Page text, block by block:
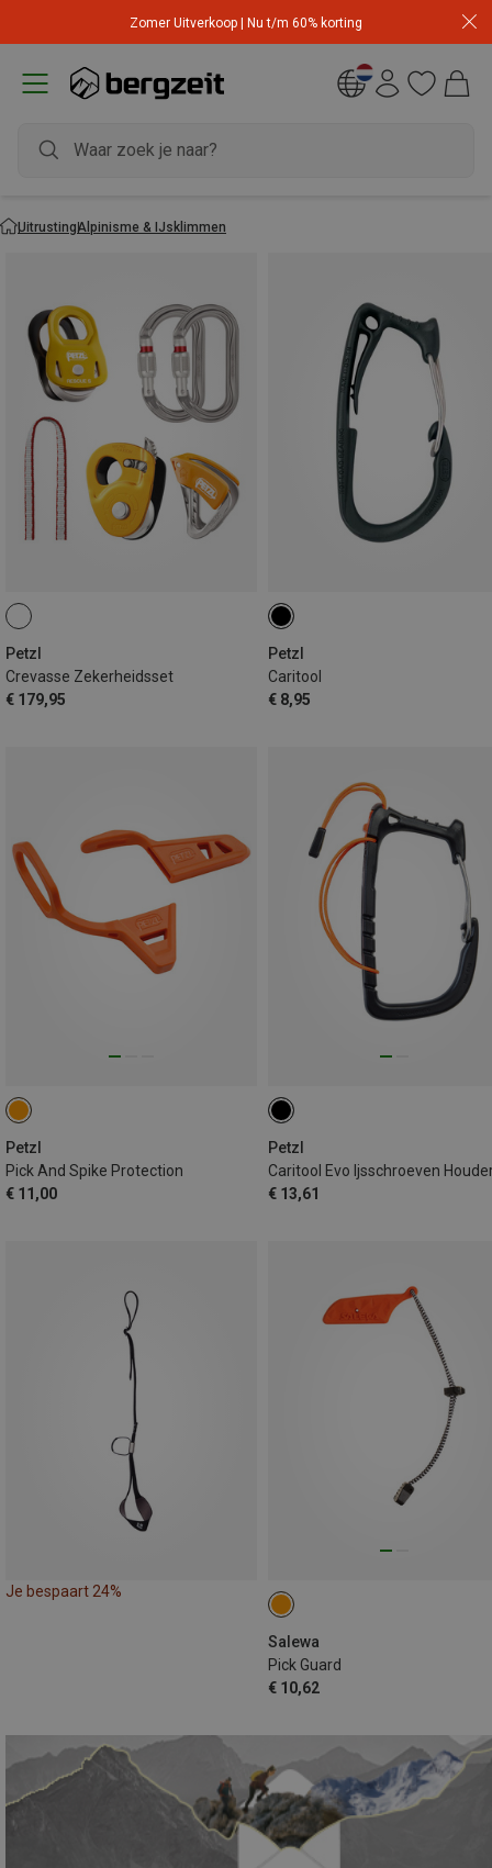
Zomer Uitverkoop | Nu t/m 60% korting
UitrustingAlpinisme & IJsklimmen
Petzl
Crevasse Zekerheidsset
€ 179,95
Petzl
Caritool
€ 8,95
Petzl
Pick And Spike Protection
€ 11,00
Petzl
Caritool Evo Ijsschroeven
€ 13,61
Je bespaart 24%
Salewa
Pick Guard
€ 10,62